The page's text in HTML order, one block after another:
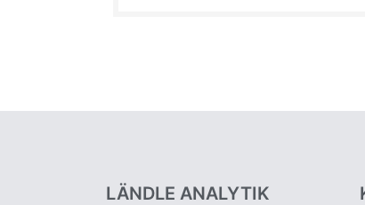
LÄNDLE ANALYTIK